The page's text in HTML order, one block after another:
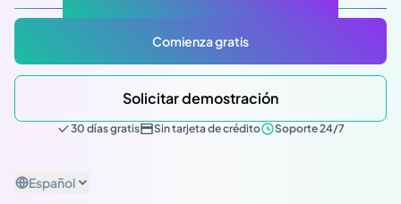
Comienza gratis
Solicitar demostración
30 días gratis Sin tarjeta de crédito Soporte 24/7
Español